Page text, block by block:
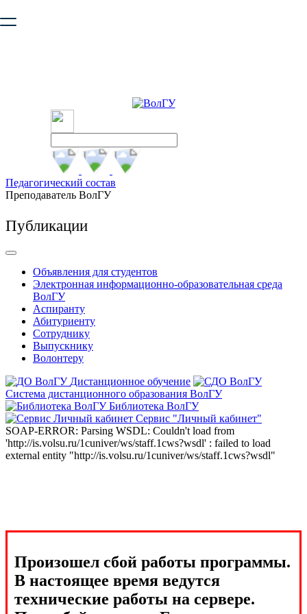
безопасную работу с сайтом. Пожалуйста
Педагогический состав
Преподаватель ВолГУ
Публикации
Объявления для студентов
Электронная информационно-образовательная среда
ВолГУ
Аспиранту
Абитуриенту
Сотруднику
Выпускнику
Волонтеру
Дистанционное обучение
Система дистанционного образования ВолГУ
Библиотека ВолГУ
Сервис "Личный кабинет"
SOAP-ERROR: Parsing WSDL: Couldn't load from
'http://is.volsu.ru/1cuniver/ws/staff.1cws?wsdl' : failed to load
external entity "http://is.volsu.ru/1cuniver/ws/staff.1cws?wsdl"
Произошел сбой работы программы.
В настоящее время ведутся
технические работы на сервере.